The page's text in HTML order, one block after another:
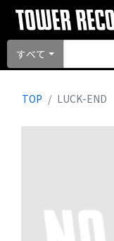
すべて
TOP LUCK-END